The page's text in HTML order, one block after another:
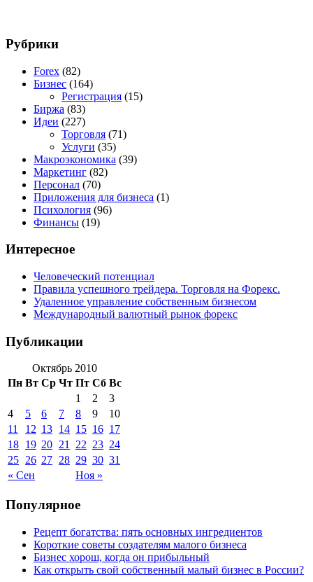
Рубрики
Forex (82)
Бизнес (164)
Регистрация (15)
Биржа (83)
Идеи (227)
Торговля (71)
Услуги (35)
Макроэкономика (39)
Маркетинг (82)
Персонал (70)
Приложения для бизнеса (1)
Психология (96)
Финансы (19)
Интересное
Человеческий потенциал
Правила успешного трейдера. Торговля на Форекс.
Удаленное управление собственным бизнесом
Международный валютный рынок форекс
Публикации
Октябрь 2010
Пн Вт Ср Чт Пт Сб Вс
« Сен Ноя »
1 2
3
4
5 6 7 8 9
10
11
12 13 14 15 16 17
18 19 20 21 22 23 24
25 26 27 28 29 30 31
Популярное
Рецепт богатства: пять основных ингредиентов
Короткие советы создателям малого бизнеса
Бизнес хорош, когда он прибыльный
Как открыть свой собственный малый бизнес в России?